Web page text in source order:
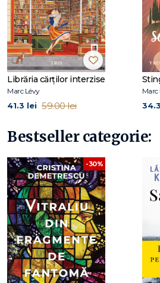
Copiii libertăţii;Prima noapte
Librăria cărților interzise
Marc Lévy
41.3 lei 59.00 lei
Marc
Bestseller categorie:
-30%